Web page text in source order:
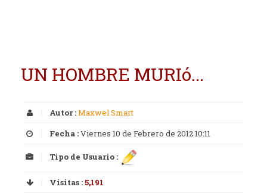
UN HOMBRE MURIó...
Autor :Maxwel Smart
Fecha :Viernes 10 de Febrero de 2012 10:11
Tipo de Usuario :
Visitas :5,191